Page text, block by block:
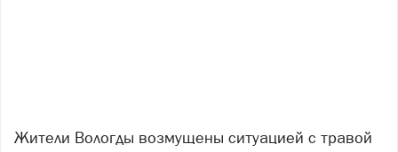
Жители Вологды возмущены ситуацией с травой